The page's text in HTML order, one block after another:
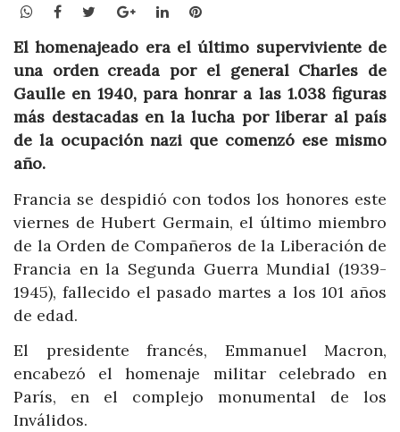
WhatsApp
Facebook
TwitterGoogle+LinkedInPinterest
El homenajeado era el último superviviente de
una orden creada por el general Charles de
Gaulle en 1940, para honrar a las 1.038 figuras
más destacadas en la lucha por liberar al país
de la ocupación nazi que comenzó ese mismo
año.
Francia se despidió con todos los honores este
viernes de Hubert Germain, el último miembro
de la Orden de Compañeros de la Liberación de
Francia en la Segunda Guerra Mundial (1939-
1945), fallecido el pasado martes a los 101 años
de edad.
El presidente francés, Emmanuel Macron,
encabezó el homenaje militar celebrado en
París, en el complejo monumental de los
Inválidos.